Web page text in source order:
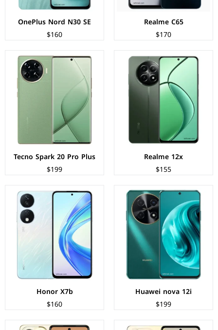
Realme C65
$170
OnePlus Nord N30 SE
$160
Realme 12x
$155
Tecno Spark 20 Pro Plus
$199
Huawei nova 12i
$199
الكاميرات:خلفية 108+2 م.ب/ امامية 8 م.ب
الذاكرة+الرام:
نظام التشغيل:
البطارية: 5000 مللي امبير - 40 واط
عرض المواصفات ←
Honor X7b
$160
الشاشة:
المعالج:
الكاميرات:
الذاكرة+الرام:128/256 + 6/8/12 جيجابايت
نظام التشغيل:
البطارية:6000 مللي امبير - 35 واط
عرض المواصفات ←
الشاشة:IPS LCD بحجم 6.78 بوصة بدقة FHD+
المعالج:Mediatek Helio G99
الكاميرات:خلفية 108+2+0.08 م.ب/ امامية 32 م.ب
الذاكرة+الرام:256 + 8 جيجابايت
نظام التشغيل:
البطارية:5000 ملي أمبير - 33 واط
عرض المواصفات ←
الشاشة:IPS LCD بحجم 6.78 بوصة بدقة FHD+.
المعالج:Mediatek Helio G99
الكاميرات:خلفية 108+2+0.08 م.ب/ امامية 32 م.ب.
الذاكرة+الرام:128/256 + 8 جيجابايت
نظام التشغيل: Android 13
البطارية:5000 ملي أمبير - 33 واط
عرض المواصفات ←